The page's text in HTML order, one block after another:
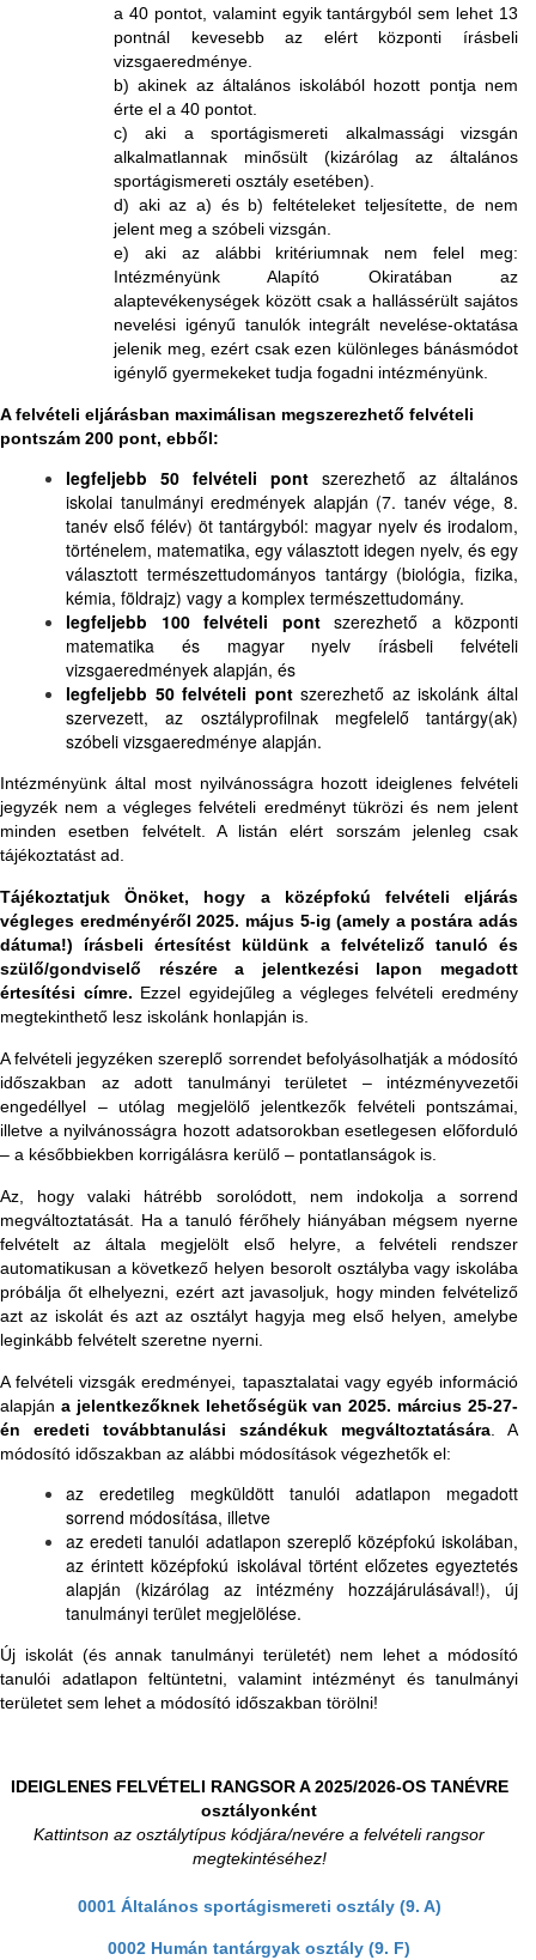
a 40 pontot, valamint egyik tantárgyból sem lehet 13
pontnál kevesebb az elért központi írásbeli
vizsgaeredménye.
b) akinek az általános iskolából hozott pontja nem
érte el a 40 pontot.
c) aki a sportágismereti alkalmassági vizsgán
alkalmatlannak minősült (kizárólag az általános
sportágismereti osztály esetében).
d) aki az a) és b) feltételeket teljesítette, de nem
jelent meg a szóbeli vizsgán.
e) aki az alábbi kritériumnak nem felel meg:
Intézményünk Alapító Okiratában az
alaptevékenységek között csak a hallássérült sajátos
nevelési igényű tanulók integrált nevelése-oktatása
jelenik meg, ezért csak ezen különleges bánásmódot
igénylő gyermekeket tudja fogadni intézményünk.
A felvételi eljárásban maximálisan megszerezhető felvételi
pontszám 200 pont, ebből:
legfeljebb 50 felvételi pont szerezhető az általános
iskolai tanulmányi eredmények alapján (7. tanév vége, 8.
tanév első félév) öt tantárgyból: magyar nyelv és irodalom,
történelem, matematika, egy választott idegen nyelv, és egy
választott természettudományos tantárgy (biológia, fizika,
kémia, földrajz) vagy a komplex természettudomány.
legfeljebb 100 felvételi pont szerezhető a központi
matematika és magyar nyelv írásbeli felvételi
vizsgaeredmények alapján, és
legfeljebb 50 felvételi pontszerezhető az iskolánk által
szervezett, az osztályprofilnak megfelelő tantárgy(ak)
szóbeli vizsgaeredménye alapján.
Intézményünk által most nyilvánosságra hozott ideiglenes felvételi
jegyzék nem a végleges felvételi eredményt tükrözi és nem jelent
minden esetben felvételt. A listán elért sorszám jelenleg csak
tájékoztatást ad.
Tájékoztatjuk Önöket, hogy
a középfokú felvételi eljárás
végleges eredményéről 2025. május 5-ig (amely a postára adás
dátuma!) írásbeli értesítést küldünk a felvételiző tanuló és
szülő/gondviselő részére a jelentkezési lapon megadott
értesítési címre. Ezzel egyidejűleg a végleges felvételi eredmény
megtekinthető lesz iskolánk honlapján is.
A felvételi jegyzéken szereplő sorrendet befolyásolhatják a módosító
időszakban az adott tanulmányi területet – intézményvezetői
engedéllyel – utólag megjelölő jelentkezők felvételi pontszámai,
illetve a nyilvánosságra hozott adatsorokban esetlegesen előforduló
– a későbbiekben korrigálásra kerülő – pontatlanságok is.
Az, hogy valaki hátrébb sorolódott, nem indokolja a sorrend
megváltoztatását. Ha a tanuló férőhely hiányában mégsem nyerne
felvételt az általa megjelölt első helyre, a felvételi rendszer
automatikusan a következő helyen besorolt osztályba vagy iskolába
próbálja őt elhelyezni, ezért azt javasoljuk, hogy minden felvételiző
azt az iskolát és azt az osztályt hagyja meg első helyen, amelybe
leginkább felvételt szeretne nyerni.
A felvételi vizsgák eredményei, tapasztalatai vagy egyéb információ
alapján a jelentkezőknek lehetőségük van 2025. március 25-27-
én eredeti továbbtanulási szándékuk megváltoztatására . A
módosító időszakban az alábbi módosítások végezhetők el:
az eredetileg megküldött tanulói adatlapon megadott
sorrend módosítása, illetve
az eredeti tanulói adatlapon szereplő középfokú iskolában,
az érintett középfokú iskolával történt előzetes egyeztetés
alapján (kizárólag az intézmény hozzájárulásával!), új
tanulmányi terület megjelölése.
Új iskolát (és annak tanulmányi területét) nem lehet a módosító
tanulói adatlapon feltüntetni, valamint intézményt és tanulmányi
területet sem lehet a módosító időszakban törölni!
IDEIGLENES FELVÉTELI RANGSOR A 2025/2026-OS TANÉVRE
osztályonként
Kattintson az osztálytípus kódjára/nevére a felvételi rangsor
megtekintéséhez!
0001 Általános sportágismereti osztály (9. A)
0002 Humán tantárgyak osztály (9. F)